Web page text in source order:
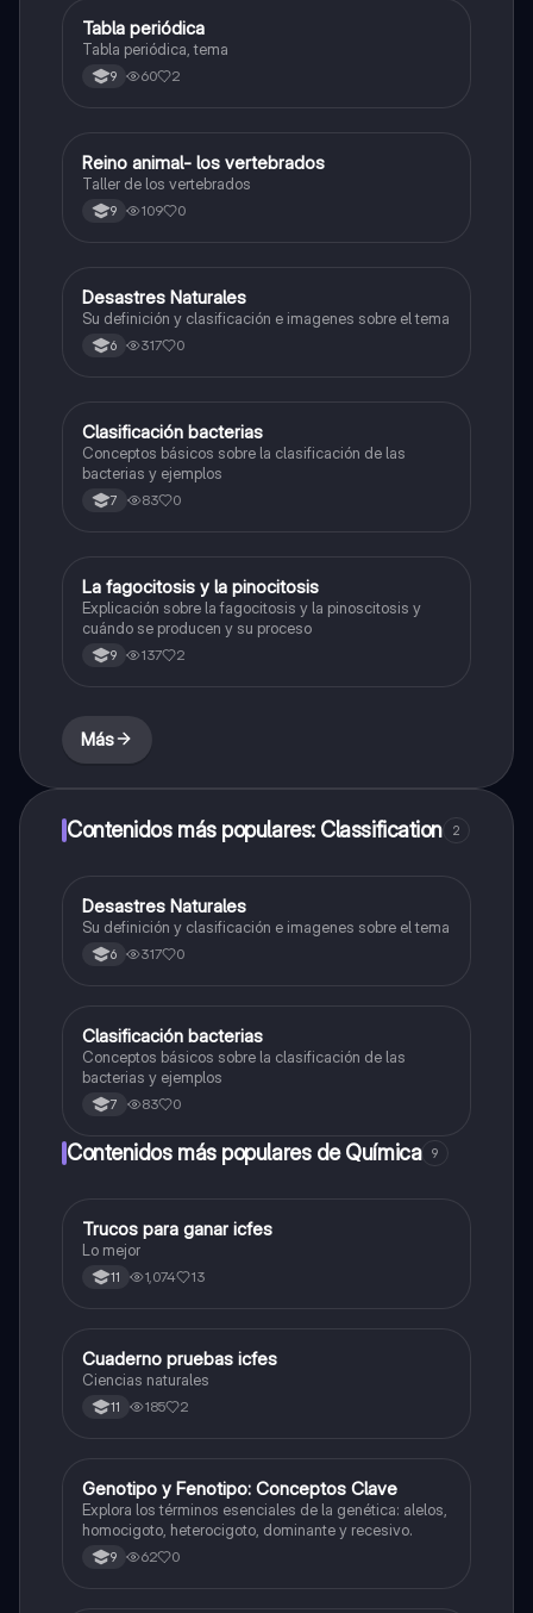
Biologia
Tabla periódica
Tabla periódica, tema
9 60 2
Biologia
Reino animal- los vertebrados
Taller de los vertebrados
9 109 0
Biologia
Desastres Naturales
Su definición y clasificación e imagenes sobre el tema
6 317 0
Biologia
Clasificación bacterias
Conceptos básicos sobre la clasificación de las
bacterias y ejemplos
7 83 0
Biologia
La fagocitosis y la pinocitosis
Explicación sobre la fagocitosis y la pinoscitosis y
cuándo se producen y su proceso
9 137 2
Más
Contenidos más populares: Classification 2
Biologia
Desastres Naturales
Su definición y clasificación e imagenes sobre el tema
6 317 0
Biologia
Clasificación bacterias
Conceptos básicos sobre la clasificación de las
bacterias y ejemplos
7 83 0
Contenidos más populares de Química 9
Química
Trucos para ganar icfes
Lo mejor
11 1,074 13
Biologia
Cuaderno pruebas icfes
Ciencias naturales
11 185 2
GBiologia
Genotipo y Fenotipo: Conceptos Clave
Explora los términos esenciales de la genética: alelos,
homocigoto, heterocigoto, dominante y recesivo.
9 62 0